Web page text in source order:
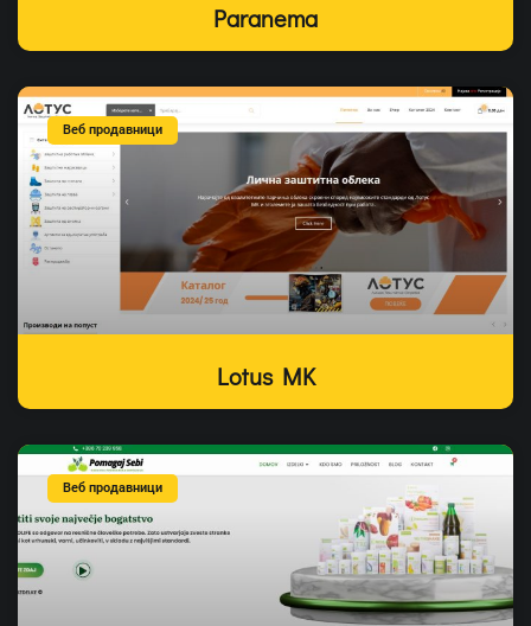
Paranema
Веб продавници
Lotus MK
Веб продавници